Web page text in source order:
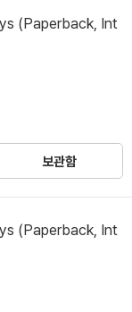
(Paperback, Int
보관함
(Paperback, Int